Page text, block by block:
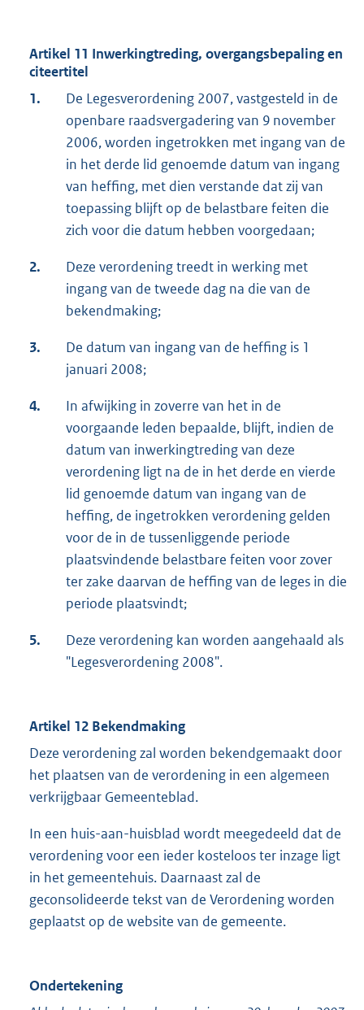
Artikel 11 Inwerkingtreding, overgangsbepaling en
citeertitel
1.
De Legesverordening 2007, vastgesteld in de
openbare raadsvergadering van 9 november
2006, worden ingetrokken met ingang van de
in het derde lid genoemde datum van ingang
van heffing, met dien verstande dat zij van
toepassing blijft op de belastbare feiten die
zich voor die datum hebben voorgedaan;
2.
Deze verordening treedt in werking met
ingang van de tweede dag na die van de
bekendmaking;
3.
De datum van ingang van de heffing is 1
januari 2008;
4.
In afwijking in zoverre van het in de
voorgaande leden bepaalde, blijft, indien de
datum van inwerkingtreding van deze
verordening ligt na de in het derde en vierde
lid genoemde datum van ingang van de
heffing, de ingetrokken verordening gelden
voor de in de tussenliggende periode
plaatsvindende belastbare feiten voor zover
ter zake daarvan de heffing van de leges in die
periode plaatsvindt;
5.
Deze verordening kan worden aangehaald als
"Legesverordening 2008".
Artikel 12 Bekendmaking
Deze verordening zal worden bekendgemaakt door
het plaatsen van de verordening in een algemeen
verkrijgbaar Gemeenteblad.
In een huis-aan-huisblad wordt meegedeeld dat de
verordening voor een ieder kosteloos ter inzage ligt
in het gemeentehuis. Daarnaast zal de
geconsolideerde tekst van de Verordening worden
geplaatst op de website van de gemeente.
Ondertekening